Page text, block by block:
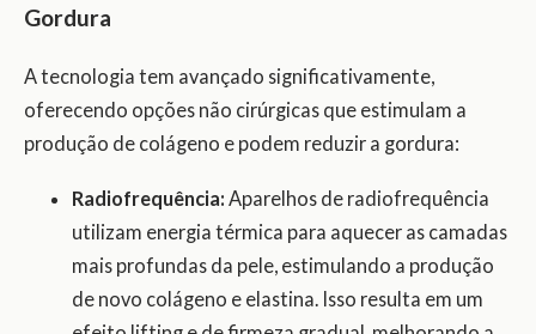
Gordura
A tecnologia tem avançado significativamente,
oferecendo opções não cirúrgicas que estimulam a
produção de colágeno e podem reduzir a gordura:
Radiofrequência: Aparelhos de radiofrequência
utilizam energia térmica para aquecer as camadas
mais profundas da pele, estimulando a produção
de novo colágeno e elastina. Isso resulta em um